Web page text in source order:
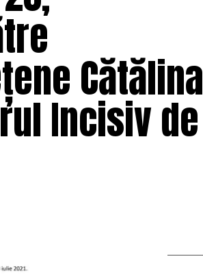
Cătălina
Incisiv de